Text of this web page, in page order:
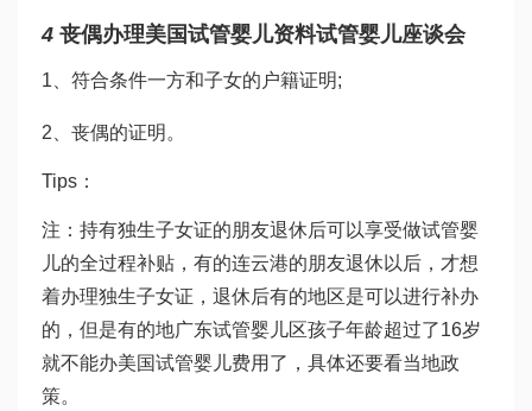
4 丧偶办理美国试管婴儿资料试管婴儿座谈会
1、符合条件一方和子女的户籍证明;
2、丧偶的证明。
Tips：
注：持有独生子女证的朋友退休后可以享受做试管婴
儿的全过程补贴，有的连云港的朋友退休以后，才想
着办理独生子女证，退休后有的地区是可以进行补办
的，但是有的地广东试管婴儿区孩子年龄超过了16岁
就不能办美国试管婴儿费用 了，具体还要看当地政
策。